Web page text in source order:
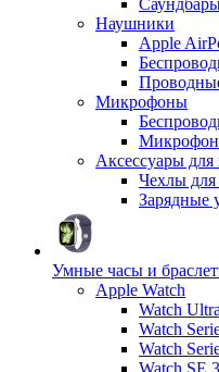
Наушники
Apple
Микрофоны
Аксессуары
Чехлы
Зарядные
Умные часы и
Apple Watch
Watch
Watch
Watch
Watch SE 3